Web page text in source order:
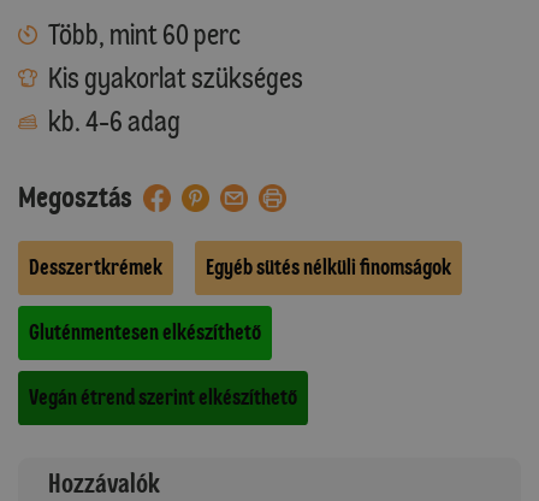
Több, mint 60 perc
Kis gyakorlat szükséges
kb. 4-6 adag
Megosztás
Desszertkrémek Egyéb sütés nélküli finomságok
Gluténmentesen elkészíthető
Vegán étrend szerint elkészíthető
Hozzávalók